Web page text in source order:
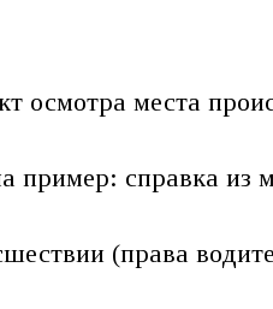
места
справка из
(права